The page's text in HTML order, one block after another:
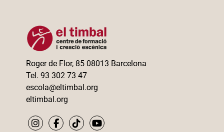
Roger de Flor, 85 08013 Barcelona
Tel. 93 302 73 47
escola@eltimbal.org
eltimbal.org